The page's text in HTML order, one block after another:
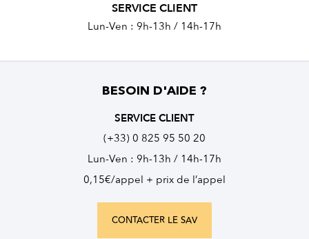
SERVICE CLIENT
Lun-Ven : 9h-13h / 14h-17h
BESOIN D'AIDE ?
SERVICE CLIENT
(+33) 0 825 95 50 20
Lun-Ven : 9h-13h / 14h-17h
0,15€/appel + prix de l’appel
CONTACTER LE SAV